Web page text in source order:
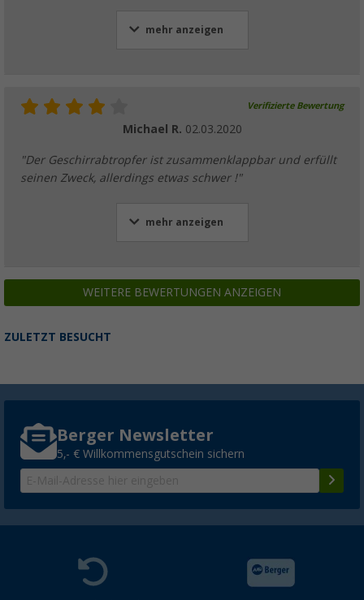
mehr anzeigen
Verifizierte Bewertung
Michael R. 02.03.2020
"Der Geschirrabtropfer ist zusammenklappbar und erfüllt
seinen Zweck, allerdings etwas schwer !"
mehr anzeigen
WEITERE BEWERTUNGEN ANZEIGEN
ZULETZT BESUCHT
Berger Newsletter
5,- € Willkommensgutschein sichern